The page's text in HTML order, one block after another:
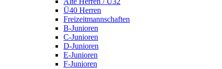
Ü40 Herren
Freizeitmannschaften
B-Junioren
C-Junioren
D-Junioren
E-Junioren
F-Junioren